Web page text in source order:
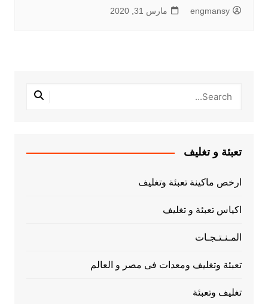
engmansy مارس 31, 2020
تعبئة و تغليف
ارخص ماكينة تعبئة وتغليف
اكياس تعبئة و تغليف
المـنـتـجـات
تعبئة وتغليف ومعدات فى مصر و العالم
تغليف وتعبئة